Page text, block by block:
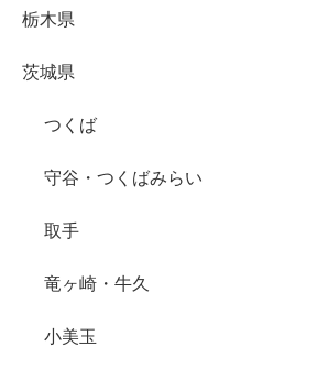
栃木県
茨城県
つくば
守谷・つくばみらい
取手
竜ヶ崎・牛久
小美玉